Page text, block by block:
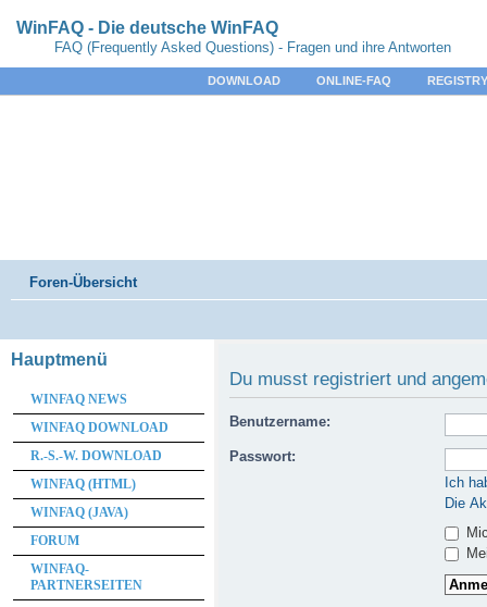
WinFAQ - Die deutsche WinFAQ
FAQ (Frequently Asked Questions) - Fragen und ihre Antworten
DOWNLOAD ONLINE-FAQ
Foren-Übersicht
Du musst registriert und
Benutzername:
Passwort:
Ich
Die
Hauptmenü
WINFAQ NEWS
WINFAQ DOWNLOAD
R.-S.-W. DOWNLOAD
WINFAQ (HTML)
WINFAQ (JAVA)
FORUM
WINFAQ-
PARTNERSEITEN